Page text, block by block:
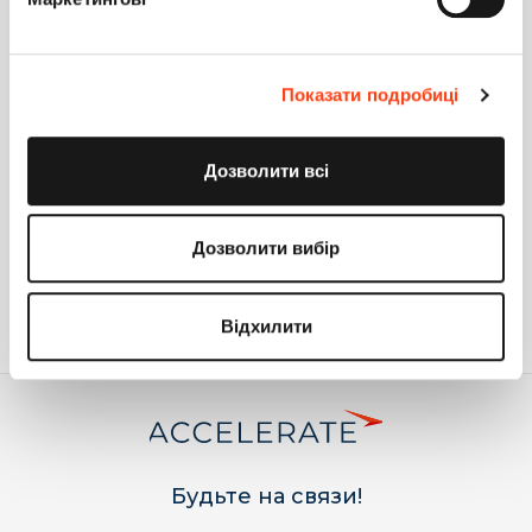
Показати подробиці
Дозволити всі
Дозволити вибір
Відхилити
данным пожеланиям аналитикам продукта для анализа
системы.
Руслан Хасанов
8 июля 2019 16:26
Спасибо, Илья.
Войдитеилизарегистрируйтесь, что бы комментировать
Будьте на связи!